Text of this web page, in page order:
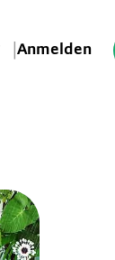
Anmelden